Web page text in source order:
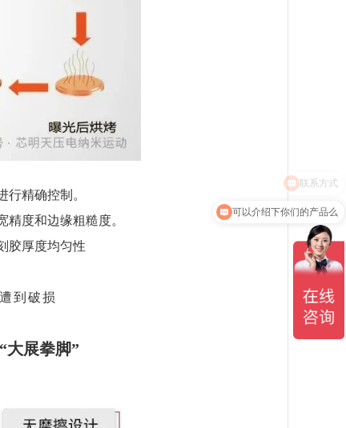
精确控制。
度和边缘粗糙度。
胶厚度均匀性
到破损
大展拳脚”
可以介绍下你们的产品么